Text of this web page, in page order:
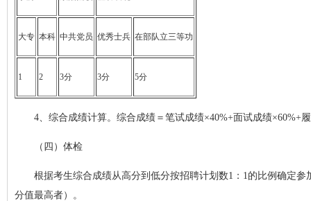
大专 本科 中共党员 优秀士兵 在部队立三等功
1 2 3分 3分 5分
4、综合成绩计算。综合成绩＝笔试成绩×40%+面试成绩
（四）体检
根据考生综合成绩从高分到低分按招聘计划数1：1的比例确定
分值最高者）。